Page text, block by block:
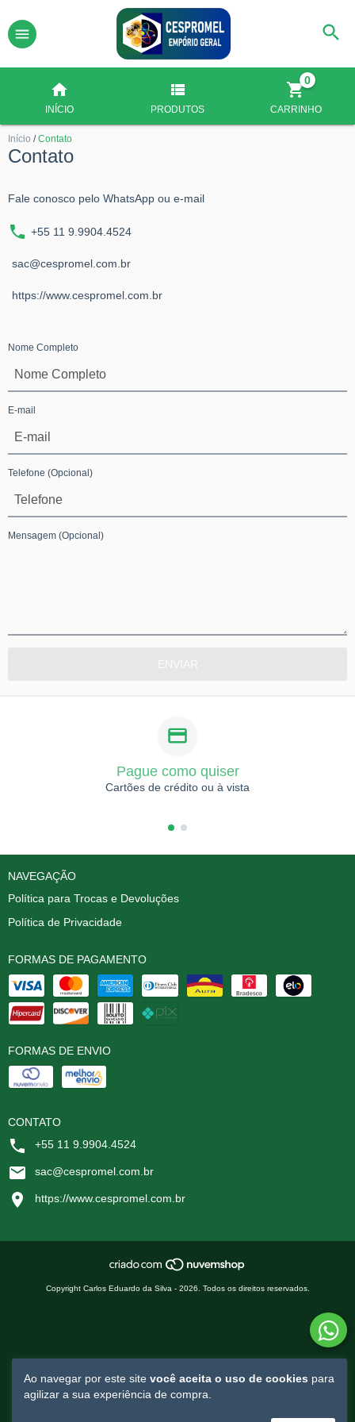
INÍCIO PRODUTOS CARRINHO
0
Ao navegar por este site você aceita o uso de cookies para
agilizar a sua experiência de compra.
Início / Contato
Contato
Fale conosco pelo WhatsApp ou e-mail
+55 11 9.9904.4524
sac@cespromel.com.br
https://www.cespromel.com.br
Nome Completo
E-mail
Telefone (Opcional)
Mensagem (Opcional)
Pague como quiser
Cartões de crédito ou à vista
NAVEGAÇÃO
Política para Trocas e Devoluções
Política de Privacidade
FORMAS DE PAGAMENTO
FORMAS DE ENVIO
CONTATO
+55 11 9.9904.4524
sac@cespromel.com.br
https://www.cespromel.com.br
Copyright Carlos Eduardo da Silva - 2026. Todos os direitos reservados.